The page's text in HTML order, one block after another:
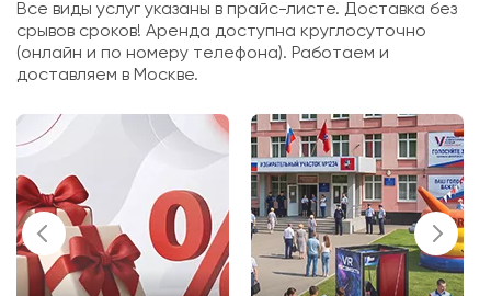
Все виды услуг указаны в прайс-листе. Доставка без
срывов сроков! Аренда доступна круглосуточно
(онлайн и по номеру телефона). Работаем и
доставляем в Москве.